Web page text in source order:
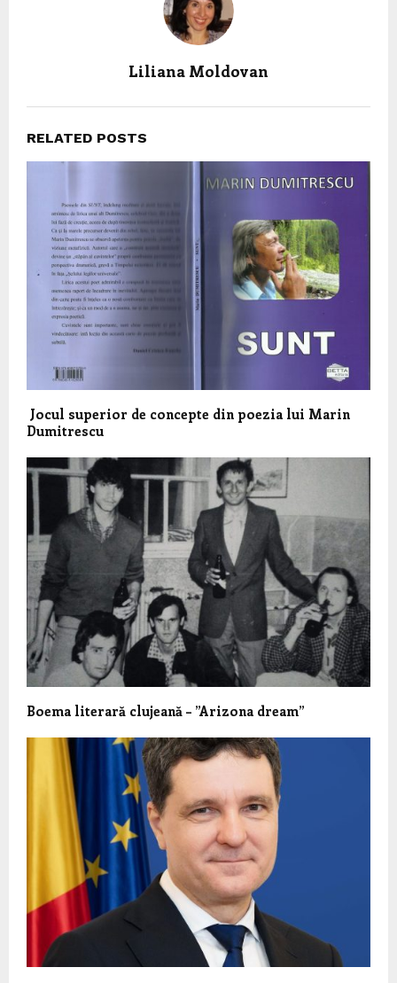
Liliana Moldovan
RELATED POSTS
Jocul superior de concepte din poezia lui Marin
Dumitrescu
Boema literară clujeană – ”Arizona dream”